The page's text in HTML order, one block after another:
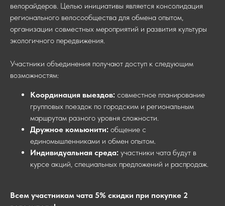
велорайдеров. Целью инициативы является консолидация
регионального велосообщества для обмена опытом,
организации совместных мероприятий и развития культуры
экологичного передвижения.
Участники объединения получают доступ к следующим
возможностям:
Координация выездов: совместное планирование
групповых поездок по городским и региональным
маршрутам разного уровня сложности.
Дружное комьюнити: общение с
единомышленниками и обмен опытом.
Индивидуальная среда: участники чата будут в
курсе акций, специальных предложений и распродаж.
Всем участникам чата 5% скидки при покупке 2